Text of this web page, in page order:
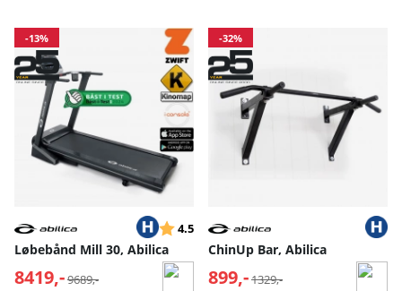
-13%
Vurdering:
4.5 ud af 5 stjerner
Løbebånd Mill 30, Abilica
8419,- Normalpris:
9689,-
-32%
ChinUp Bar, Abilica
899,- Normalpris:
1329,-